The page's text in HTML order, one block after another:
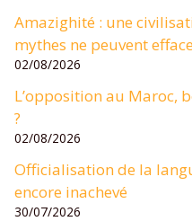
Amazighité : une
mythes ne peuvent
02/08/2026
L’opposition au Maroc,
?
02/08/2026
Officialisation de la
encore inachevé
30/07/2026